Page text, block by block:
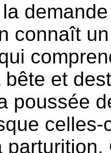
connaît
et
poussée